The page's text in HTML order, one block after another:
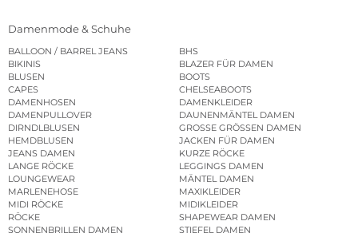
Damenmode & Schuhe
BALLOON / BARREL JEANS
BHS
BIKINIS
BLAZER FÜR DAMEN
BLUSEN
BOOTS
CAPES
CHELSEABOOTS
DAMENHOSEN
DAMENKLEIDER
DAMENPULLOVER
DAUNENMÄNTEL DAMEN
DIRNDLBLUSEN
GROSSE GRÖSSEN DAMEN
HEMDBLUSEN
JACKEN FÜR DAMEN
JEANS DAMEN
KURZE RÖCKE
LANGE RÖCKE
LEGGINGS DAMEN
LOUNGEWEAR
MÄNTEL DAMEN
MARLENEHOSE
MAXIKLEIDER
MIDI RÖCKE
MIDIKLEIDER
RÖCKE
SHAPEWEAR DAMEN
SONNENBRILLEN DAMEN
STIEFEL DAMEN